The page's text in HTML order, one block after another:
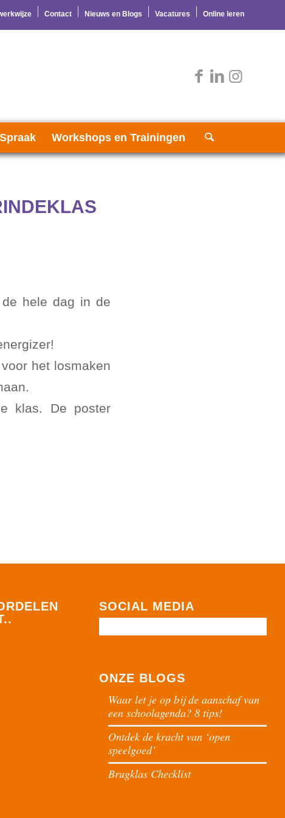
Contact Nieuws en Blogs Vacatures Online leren
Workshops en Trainingen
hele dag in de
het losmaken
klas. De poster
SOCIAL MEDIA
ONZE BLOGS
Waar let je op bij de aanschaf van
een schoolagenda? 8 tips!
Ontdek de kracht van ‘open
speelgoed’
Brugklas Checklist